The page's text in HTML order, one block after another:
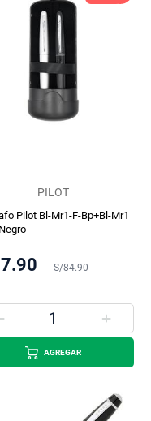
PILOT
Pilot Bl-Mr1-F-Bp+Bl-Mr1
S/84.90
AGREGAR